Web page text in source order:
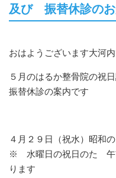
及び 振替休診の
おはようございます大河
５月のはるか整骨院の
振替休診の案内です
４月２９日（祝水）昭和
※ 水曜日の祝日のた 午
ります